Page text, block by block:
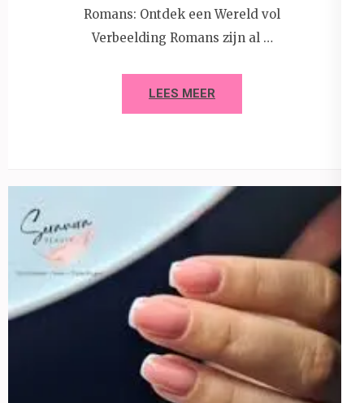
Romans: Ontdek een Wereld vol
Verbeelding Romans zijn al …
LEES MEER